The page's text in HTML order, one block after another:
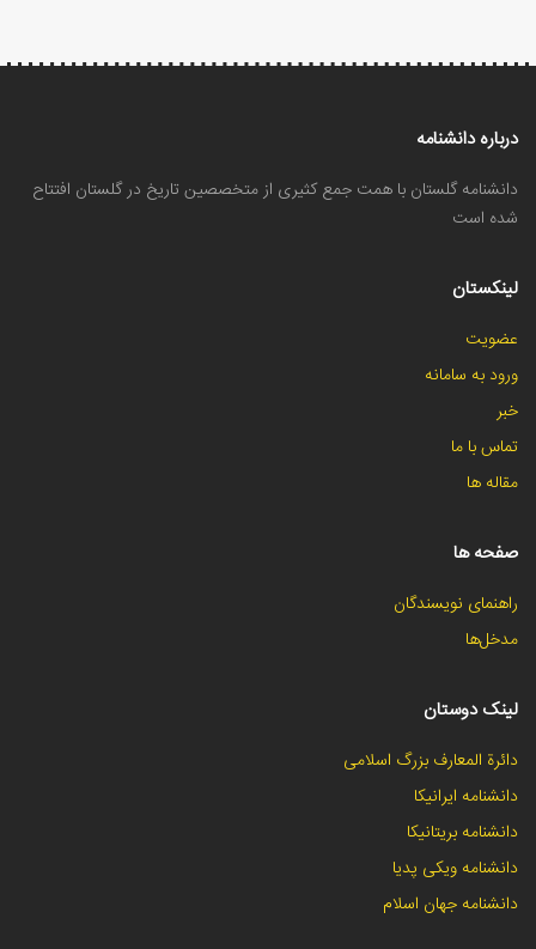
درباره دانشنامه
دانشنامه گلستان با همت جمع کثیری از متخصصین تاریخ در گلستان افتتاح
شده است
لینکستان
عضویت
ورود به سامانه
خبر
تماس با ما
مقاله ها
صفحه ها
راهنمای نویسندگان
مدخل‌ها
لینک دوستان
دائرة المعارف بزرگ اسلامی
دانشنامه ایرانیکا
دانشنامه بریتانیکا
دانشنامه ویکی پدیا
دانشنامه جهان اسلام